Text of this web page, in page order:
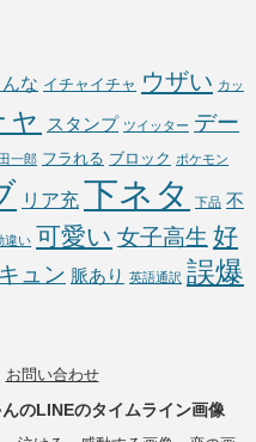
んな イチャイチャ ウザい カッ
スタンプ ツイッター デー
一郎 フラれる ブロック ポケモン
リア充 下ネタ 下品 不
違い 可愛い 女子高生 好
ュン 脈あり 英語通訳 誤爆
お問い合わせ
のLINEのタイムライン画像